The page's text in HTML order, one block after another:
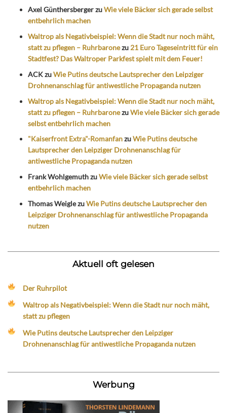
Axel GünthersbergerzuWie viele Bäcker sich gerade selbst
entbehrlich machen
Waltrop als Negativbeispiel: Wenn die Stadt nur noch mäht,
statt zu pflegen – Ruhrbaronezu 21 Euro Tageseintritt für ein
Stadtfest? Das Waltroper Parkfest spielt mit dem Feuer!
ACKzuWie Putins deutsche Lautsprecher den Leipziger
Drohnenanschlag für antiwestliche Propaganda nutzen
Waltrop als Negativbeispiel: Wenn die Stadt nur noch mäht,
statt zu pflegen – RuhrbaronezuWie viele Bäcker sich gerade
selbst entbehrlich machen
"Kaiserfront Extra"-RomanfanzuWie Putins deutsche
Lautsprecher den Leipziger Drohnenanschlag für
antiwestliche Propaganda nutzen
Frank WohlgemuthzuWie viele Bäcker sich gerade selbst
entbehrlich machen
Thomas WeiglezuWie Putins deutsche Lautsprecher den
Leipziger Drohnenanschlag für antiwestliche Propaganda
nutzen
Aktuell oft gelesen
Der Ruhrpilot
Waltrop als Negativbeispiel: Wenn die Stadt nur noch mäht,
statt zu pflegen
Wie Putins deutsche Lautsprecher den Leipziger
Drohnenanschlag für antiwestliche Propaganda nutzen
Werbung